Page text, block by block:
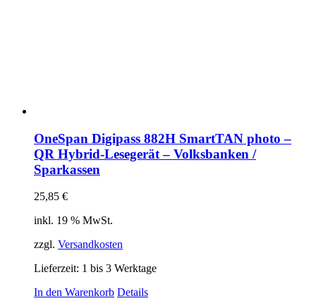
OneSpan Digipass 882H SmartTAN photo –
QR Hybrid-Lesegerät – Volksbanken /
Sparkassen
25,85 €
inkl. 19 % MwSt.
zzgl. Versandkosten
Lieferzeit: 1 bis 3 Werktage
In den Warenkorb Details